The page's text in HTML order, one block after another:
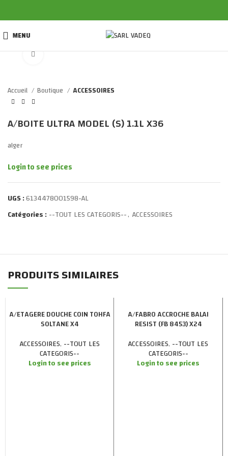
MENU
Click to enlarge
Accueil Boutique ACCESSOIRES
A/BOITE ULTRA MODEL (S) 1.1L X36
alger
Login to see prices
UGS :6134478001598-AL
Catégories :--TOUT LES CATEGORIS--, ACCESSOIRES
PRODUITS SIMILAIRES
A/ETAGERE DOUCHE COIN TOHFA
SOLTANE X4
ACCESSOIRES, --TOUT LES
CATEGORIS--
Login to see prices
A/FABRO ACCROCHE BALAI
RESIST (FB 8453) X24
ACCESSOIRES, --TOUT LES
CATEGORIS--
Login to see prices